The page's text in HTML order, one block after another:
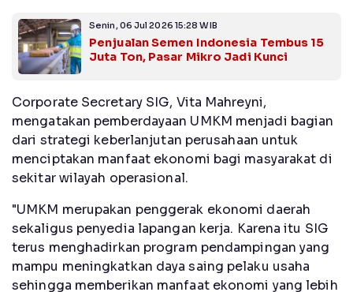
Senin, 06 Jul 2026 15:28 WIB
Penjualan Semen Indonesia Tembus 15
Juta Ton, Pasar Mikro Jadi Kunci
Corporate Secretary SIG, Vita Mahreyni,
mengatakan pemberdayaan UMKM menjadi bagian
dari strategi keberlanjutan perusahaan untuk
menciptakan manfaat ekonomi bagi masyarakat di
sekitar wilayah operasional.
"UMKM merupakan penggerak ekonomi daerah
sekaligus penyedia lapangan kerja. Karena itu SIG
terus menghadirkan program pendampingan yang
mampu meningkatkan daya saing pelaku usaha
sehingga memberikan manfaat ekonomi yang lebih